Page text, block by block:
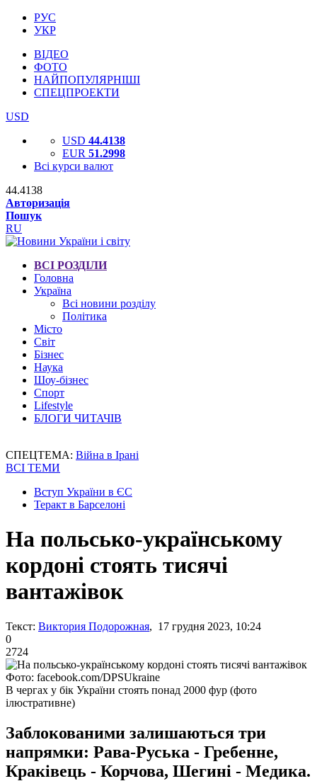
РУС
УКР
ВІДЕО
ФОТО
НАЙПОПУЛЯРНІШІ
СПЕЦПРОЕКТИ
USD
USD 44.4138
EUR 51.2998
Всі курси валют
44.4138
Авторизація
Пошук
RU
ВСІ РОЗДІЛИ
Головна
Україна
Всі новини розділу
Політика
Місто
Світ
Бізнес
Наука
Шоу-бізнес
Спорт
Lifestyle
БЛОГИ ЧИТАЧІВ
СПЕЦТЕМА: Війна в Ірані
ВСІ ТЕМИ
Вступ України в ЄС
Теракт в Барселоні
На польсько-українському
кордоні стоять тисячі
вантажівок
Текст: Виктория Подорожная, 17 грудня 2023, 10:24
0
2724
Фото: facebook.com/DPSUkraine
В чергах у бік України стоять понад 2000 фур (фото
ілюстративне)
Заблокованими залишаються три
напрямки: Рава-Руська - Гребенне,
Краківець - Корчова, Шегині - Медика.